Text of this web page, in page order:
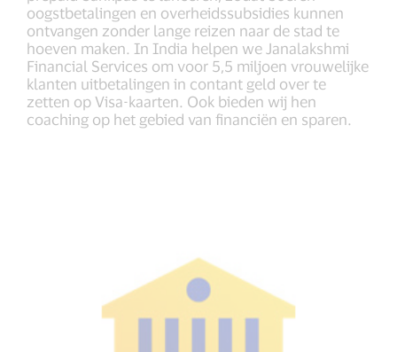
oogstbetalingen en overheidssubsidies kunnen
ontvangen zonder lange reizen naar de stad te
hoeven maken. In India helpen we Janalakshmi
Financial Services om voor 5,5 miljoen vrouwelijke
klanten uitbetalingen in contant geld over te
zetten op Visa-kaarten. Ook bieden wij hen
coaching op het gebied van financiën en sparen.